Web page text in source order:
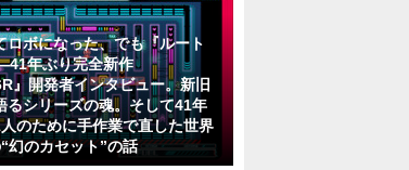
ロボになった、でも『ルート
年ぶり完全新作
』開発者インタビュー。新旧
るシリーズの魂。そして41年
のために手作業で直した世界
幻のカセット”の話